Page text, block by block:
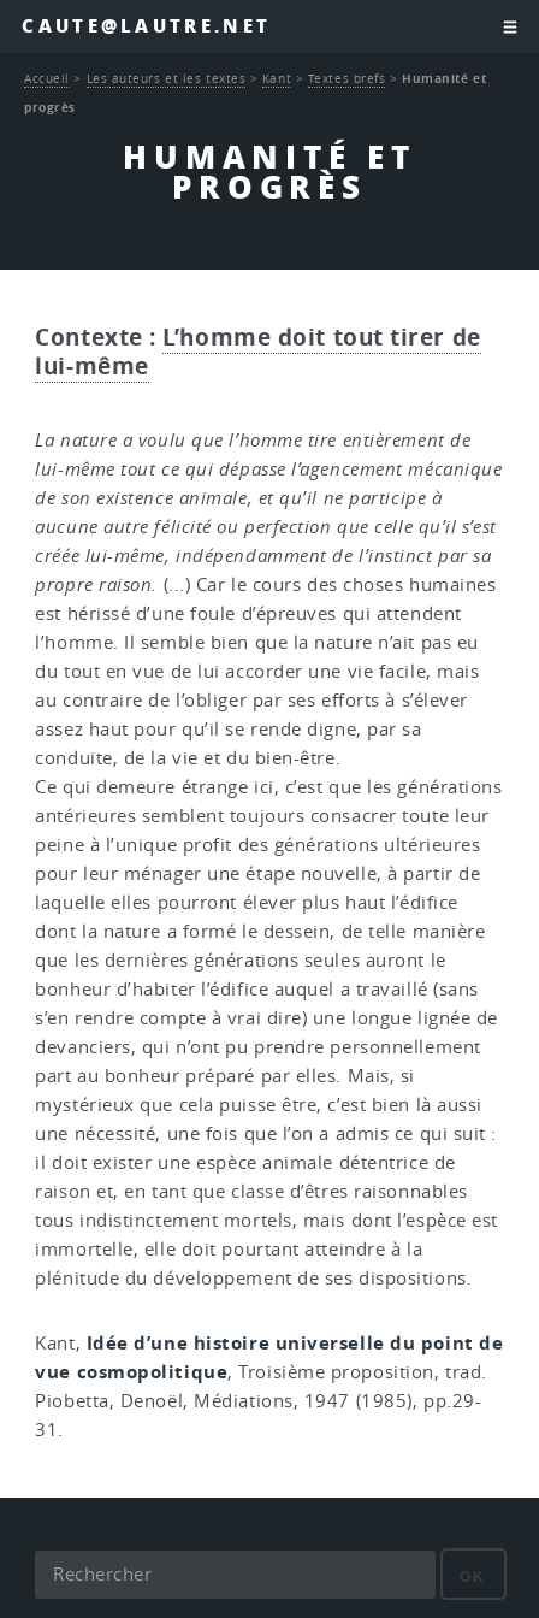
CAUTE@LAUTRE.NET
HUMANITÉ ET
PROGRÈS
Accueil > Les auteurs et les textes > Kant > Textes brefs > Humanité et
progrès
Contexte : L’homme doit tout tirer de
lui-même
La nature a voulu que l’homme tire entièrement de
lui-même tout ce qui dépasse l’agencement mécanique
de son existence animale, et qu’il ne participe à
aucune autre félicité ou perfection que celle qu’il s’est
créée lui-même, indépendamment de l’instinct par sa
propre raison. (...) Car le cours des choses humaines
est hérissé d’une foule d’épreuves qui attendent
l’homme. Il semble bien que la nature n’ait pas eu
du tout en vue de lui accorder une vie facile, mais
au contraire de l’obliger par ses efforts à s’élever
assez haut pour qu’il se rende digne, par sa
conduite, de la vie et du bien-être.
Ce qui demeure étrange ici, c’est que les générations
antérieures semblent toujours consacrer toute leur
peine à l’unique profit des générations ultérieures
pour leur ménager une étape nouvelle, à partir de
laquelle elles pourront élever plus haut l’édifice
dont la nature a formé le dessein, de telle manière
que les dernières générations seules auront le
bonheur d’habiter l’édifice auquel a travaillé (sans
s’en rendre compte à vrai dire) une longue lignée de
devanciers, qui n’ont pu prendre personnellement
part au bonheur préparé par elles. Mais, si
mystérieux que cela puisse être, c’est bien là aussi
une nécessité, une fois que l’on a admis ce qui suit :
il doit exister une espèce animale détentrice de
raison et, en tant que classe d’êtres raisonnables
tous indistinctement mortels, mais dont l’espèce est
immortelle, elle doit pourtant atteindre à la
plénitude du développement de ses dispositions.
Kant, Idée d’une histoire universelle du point de
vue cosmopolitique, Troisième proposition, trad.
Piobetta, Denoël, Médiations, 1947 (1985), pp.29-
31.
OK